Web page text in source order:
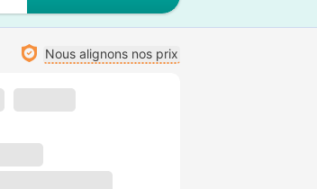
Nous alignons nos prix